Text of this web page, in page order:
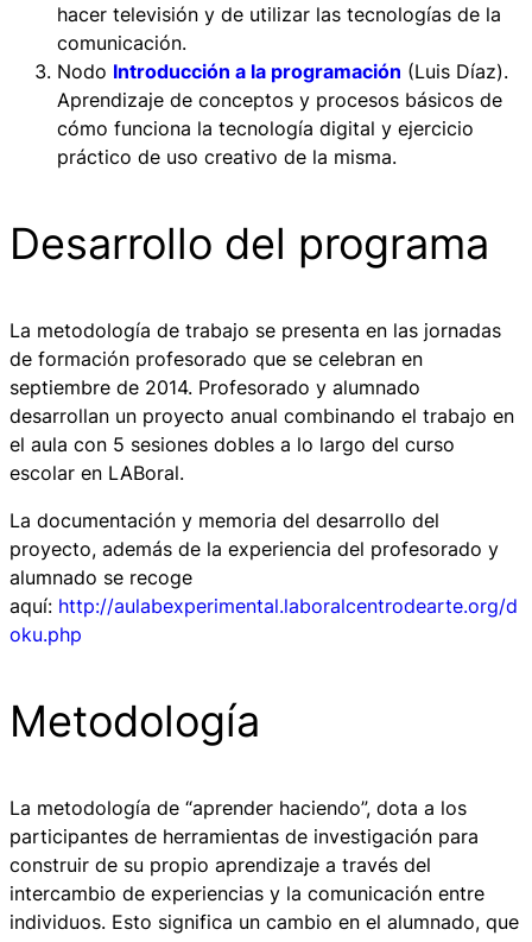
hacer televisión y de utilizar las tecnologías de la
comunicación.
Nodo Introducción a la programación (Luis Díaz).
Aprendizaje de conceptos y procesos básicos de
cómo funciona la tecnología digital y ejercicio
práctico de uso creativo de la misma.
Desarrollo del programa
La metodología de trabajo se presenta en las jornadas
de formación profesorado que se celebran en
septiembre de 2014. Profesorado y alumnado
desarrollan un proyecto anual combinando el trabajo en
el aula con 5 sesiones dobles a lo largo del curso
escolar en LABoral.
La documentación y memoria del desarrollo del
proyecto, además de la experiencia del profesorado y
alumnado se recoge
aquí: http://aulabexperimental.laboralcentrodearte.org/d
oku.php
Metodología
La metodología de “aprender haciendo”, dota a los
participantes de herramientas de investigación para
construir de su propio aprendizaje a través del
intercambio de experiencias y la comunicación entre
individuos. Esto significa un cambio en el alumnado, que